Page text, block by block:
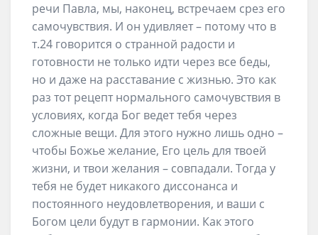
речи Павла, мы, наконец, встречаем срез его
самочувствия. И он удивляет – потому что в
т.24 говорится о странной радости и
готовности не только идти через все беды,
но и даже на расставание с жизнью. Это как
раз тот рецепт нормального самочувствия в
условиях, когда Бог ведет тебя через
сложные вещи. Для этого нужно лишь одно –
чтобы Божье желание, Его цель для твоей
жизни, и твои желания – совпадали. Тогда у
тебя не будет никакого диссонанса и
постоянного неудовлетворения, и ваши с
Богом цели будут в гармонии. Как этого